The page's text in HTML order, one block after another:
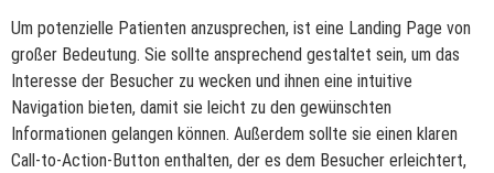
Um potenzielle Patienten anzusprechen, ist eine Landing Page von
großer Bedeutung. Sie sollte ansprechend gestaltet sein, um das
Interesse der Besucher zu wecken und ihnen eine intuitive
Navigation bieten, damit sie leicht zu den gewünschten
Informationen gelangen können. Außerdem sollte sie einen klaren
Call-to-Action-Button enthalten, der es dem Besucher erleichtert,